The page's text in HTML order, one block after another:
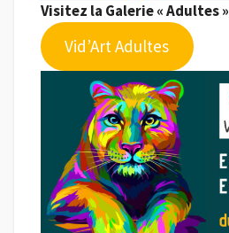
Visitez la Galerie « Adultes »
Vid’Art Adultes